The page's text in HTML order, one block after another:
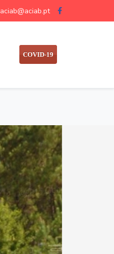
aciab@aciab.pt
COVID-19